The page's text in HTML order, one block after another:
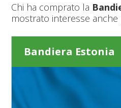
Chi ha comprato la
mostrato interesse anche
Bandiera Estonia